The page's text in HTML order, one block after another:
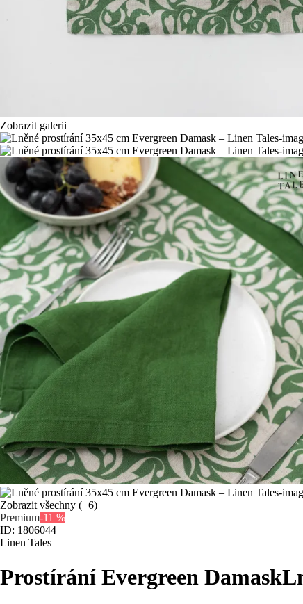
Zobrazit galerii
Zobrazit všechny (+6)
Premium-11 %
ID: 1806044
Linen Tales
Prostírání Evergreen Damask